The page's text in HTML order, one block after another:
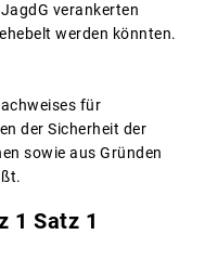
verankerten
werden könnten.
für
der Sicherheit der
sowie aus Gründen
1 Satz 1